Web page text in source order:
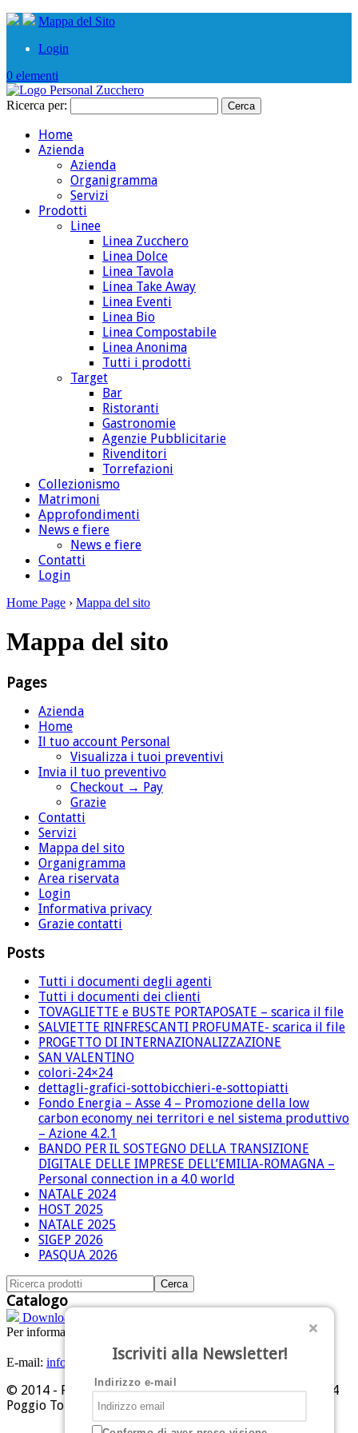
Mappa del Sito
Login
0 elementi
Ricerca per:
Home
Azienda
Azienda
Organigramma
Servizi
Prodotti
Linee
Linea Zucchero
Linea Dolce
Linea Tavola
Linea Take Away
Linea Eventi
Linea Bio
Linea Compostabile
Linea Anonima
Tutti i prodotti
Target
Bar
Ristoranti
Gastronomie
Agenzie Pubblicitarie
Rivenditori
Torrefazioni
Collezionismo
Matrimoni
Approfondimenti
News e fiere
News e fiere
Contatti
Login
Home Page › Mappa del sito
Mappa del sito
Pages
Azienda
Home
Il tuo account Personal
Visualizza i tuoi preventivi
Invia il tuo preventivo
Checkout → Pay
Grazie
Contatti
Servizi
Mappa del sito
Organigramma
Area riservata
Login
Informativa privacy
Grazie contatti
Posts
Tutti i documenti degli agenti
Tutti i documenti dei clienti
TOVAGLIETTE e BUSTE PORTAPOSATE – scarica il file
SALVIETTE RINFRESCANTI PROFUMATE- scarica il file
PROGETTO DI INTERNAZIONALIZZAZIONE
SAN VALENTINO
colori-24×24
dettagli-grafici-sottobicchieri-e-sottopiatti
Fondo Energia – Asse 4 – Promozione della low
carbon economy nei territori e nel sistema produttivo
– Azione 4.2.1
BANDO PER IL SOSTEGNO DELLA TRANSIZIONE
DIGITALE DELLE IMPRESE DELL’EMILIA-ROMAGNA –
Personal connection in a 4.0 world
NATALE 2024
HOST 2025
NATALE 2025
SIGEP 2026
PASQUA 2026
Catalogo
Download PDF
Per informazioni:
E-mail: info@personalzucchero.com
© 2014 - Personal Zucchero srl - Piazza Allende, 1 - 47824
Poggio Torriana (RN)
Iscriviti alla Newsletter!
Indirizzo e-mail